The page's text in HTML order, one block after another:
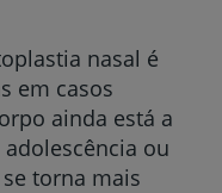
nasal é
em casos
ainda está a
ou
torna mais